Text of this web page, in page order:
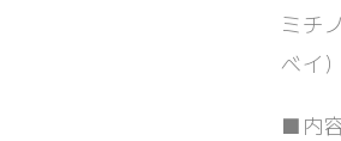
ミチ
ベイ）
■内